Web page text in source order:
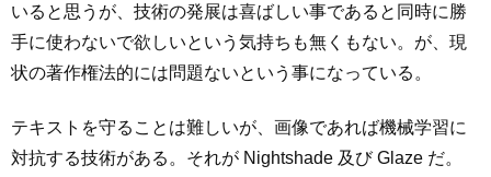
いると思うが、技術の発展は喜ばしい事であると同時に勝
手に使わないで欲しいという気持ちも無くもない。が、現
状の著作権法的には問題ないという事になっている。
テキストを守ることは難しいが、画像であれば機械学習に
対抗する技術がある。それが Nightshade 及び Glaze だ。